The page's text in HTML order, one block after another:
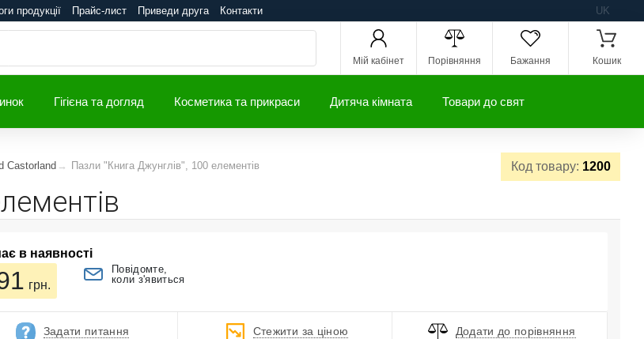
продукції Прайс-лист Приведи друга Контакти UK
Мій кабінет Порівняння Бажання Кошик
Гігієна та догляд Косметика та прикраси Дитяча кімната Товари до свят
Код товару: 1200
Castorland Пазли "Книга Джунглів", 100 елементів
в наявності
грн.
Повідомте,
коли з'явиться
Задати питання Стежити за ціною Додати до порівняння